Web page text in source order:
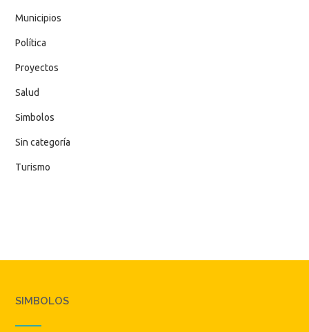
Municipios
Política
Proyectos
Salud
Simbolos
Sin categoría
Turismo
SIMBOLOS